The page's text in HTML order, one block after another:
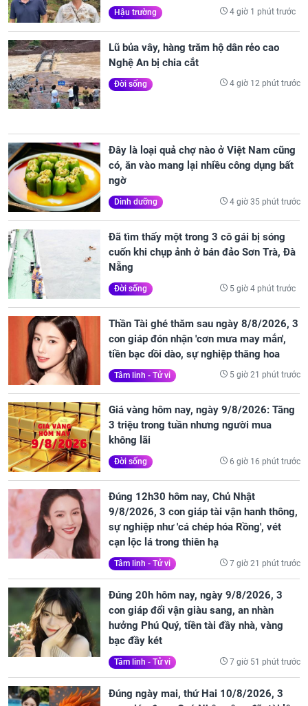
Hậu trường 4 giờ 1 phút trước
Lũ bủa vây, hàng trăm hộ dân rẻo cao
Nghệ An bị chia cắt
Đời sống 4 giờ 12 phút trước
Đây là loại quả chợ nào ở Việt Nam cũng
có, ăn vào mang lại nhiều công dụng bất
ngờ
Dinh dưỡng 4 giờ 35 phút trước
Đã tìm thấy một trong 3 cô gái bị sóng
cuốn khi chụp ảnh ở bán đảo Sơn Trà, Đà
Nẵng
Đời sống 5 giờ 4 phút trước
Thần Tài ghé thăm sau ngày 8/8/2026, 3
con giáp đón nhận 'cơn mưa may mắn',
tiền bạc dồi dào, sự nghiệp thăng hoa
Tâm linh - Tử vi 5 giờ 21 phút trước
Giá vàng hôm nay, ngày 9/8/2026: Tăng
3 triệu trong tuần nhưng người mua
không lãi
Đời sống 6 giờ 16 phút trước
Đúng 12h30 hôm nay, Chủ Nhật
9/8/2026, 3 con giáp tài vận hanh thông,
sự nghiệp như 'cá chép hóa Rồng', vét
cạn lộc lá trong thiên hạ
Tâm linh - Tử vi 7 giờ 21 phút trước
Đúng 20h hôm nay, ngày 9/8/2026, 3
con giáp đổi vận giàu sang, an nhàn
hưởng Phú Quý, tiền tài đầy nhà, vàng
bạc đầy két
Tâm linh - Tử vi 7 giờ 51 phút trước
Đúng ngày mai, thứ Hai 10/8/2026, 3